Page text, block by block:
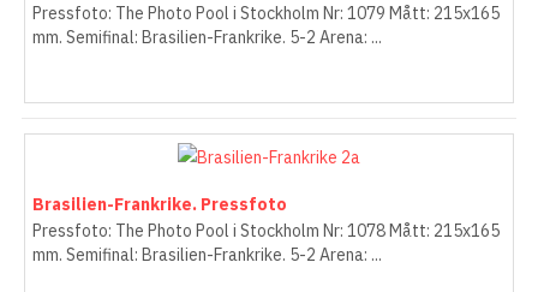
Pressfoto: The Photo Pool i Stockholm Nr: 1079 Mått: 215x165
mm. Semifinal: Brasilien-Frankrike. 5-2 Arena: ...
Brasilien-Frankrike. Pressfoto
Pressfoto: The Photo Pool i Stockholm Nr: 1078 Mått: 215x165
mm. Semifinal: Brasilien-Frankrike. 5-2 Arena: ...